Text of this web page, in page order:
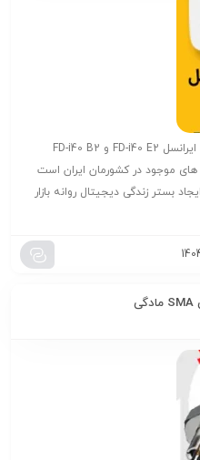
معرفی و نقد، بررسی و مقایسه دو مودم ایرانسل FD-i40 E2 و FD-i40 B2
های موجود در کشورمان ایران است
بستر زندگی دیجیتال روانه بازار
راهنمای جامع فنی تبدیل کابلی SMA مادگی